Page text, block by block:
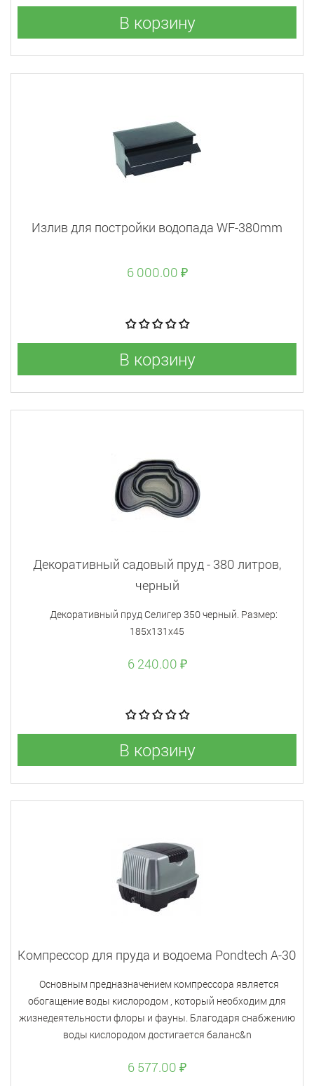
В корзину
Излив для постройки водопада WF-380mm
6 000.00 ₽
В корзину
Декоративный садовый пруд - 380 литров,
черный
Декоративный пруд Селигер 350 черный. Размер:
185х131х45
6 240.00 ₽
В корзину
Компрессор для пруда и водоема Pondtech A-30
Основным предназначением компрессора является
обогащение воды кислородом , который необходим для
жизнедеятельности флоры и фауны. Благодаря снабжению
воды кислородом достигается баланс&n
6 577.00 ₽